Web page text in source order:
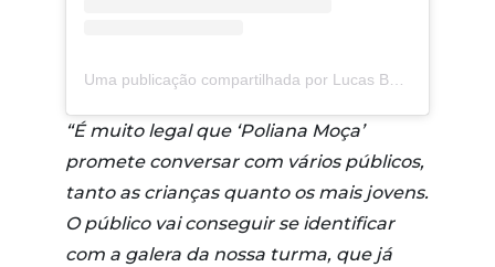
Uma publicação compartilhada por Lucas Burgatti (@burgattilucas)
“É muito legal que ‘Poliana Moça’
promete conversar com vários públicos,
tanto as crianças quanto os mais jovens.
O público vai conseguir se identificar
com a galera da nossa turma, que já